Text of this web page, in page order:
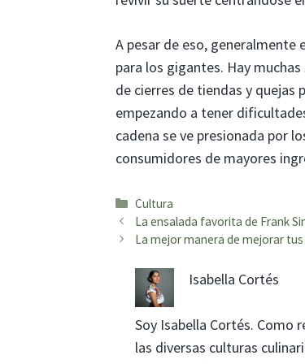
A pesar de eso, generalmente
para los gigantes. Hay
de cierres de tiendas y quejas
empezando a tener
cadena se ve presionada por
consumidores de mayores
Categorías
Cultura
La ensalada favorita de Frank
La mejor manera de mejorar
Isabella Cortés
Soy Isabella Cortés. Como
las diversas culturas